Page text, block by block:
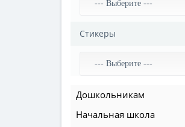
Стикеры
Дошкольникам
Начальная школа